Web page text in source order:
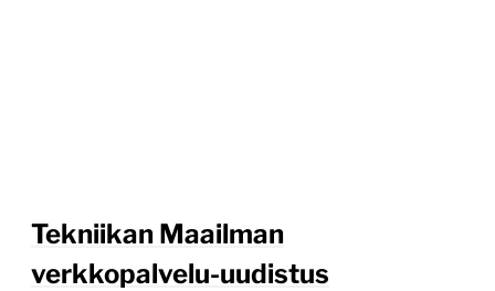
Tekniikan Maailman
verkkopalvelu-uudistus